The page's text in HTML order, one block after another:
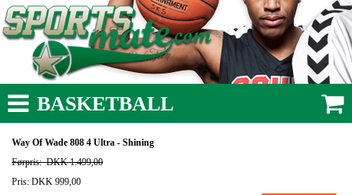
BASKETBALL
Way Of Wade 808 4 Ultra - Shining
Førpris:DKK 1.499,00
Pris: DKK 999,00